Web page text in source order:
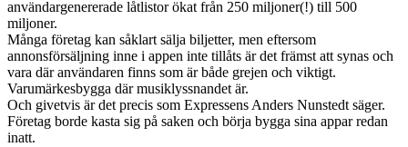
användargenererade låtlistor ökat från 250 miljoner(!) till 500
miljoner.
Många företag kan såklart sälja biljetter, men eftersom
annonsförsäljning inne i appen inte tillåts är det främst att synas och
vara där användaren finns som är både grejen och viktigt.
Varumärkesbygga där musiklyssnandet är.
Och givetvis är det precis som Expressens Anders Nunstedt säger.
Företag borde kasta sig på saken och börja bygga sina appar redan
inatt.